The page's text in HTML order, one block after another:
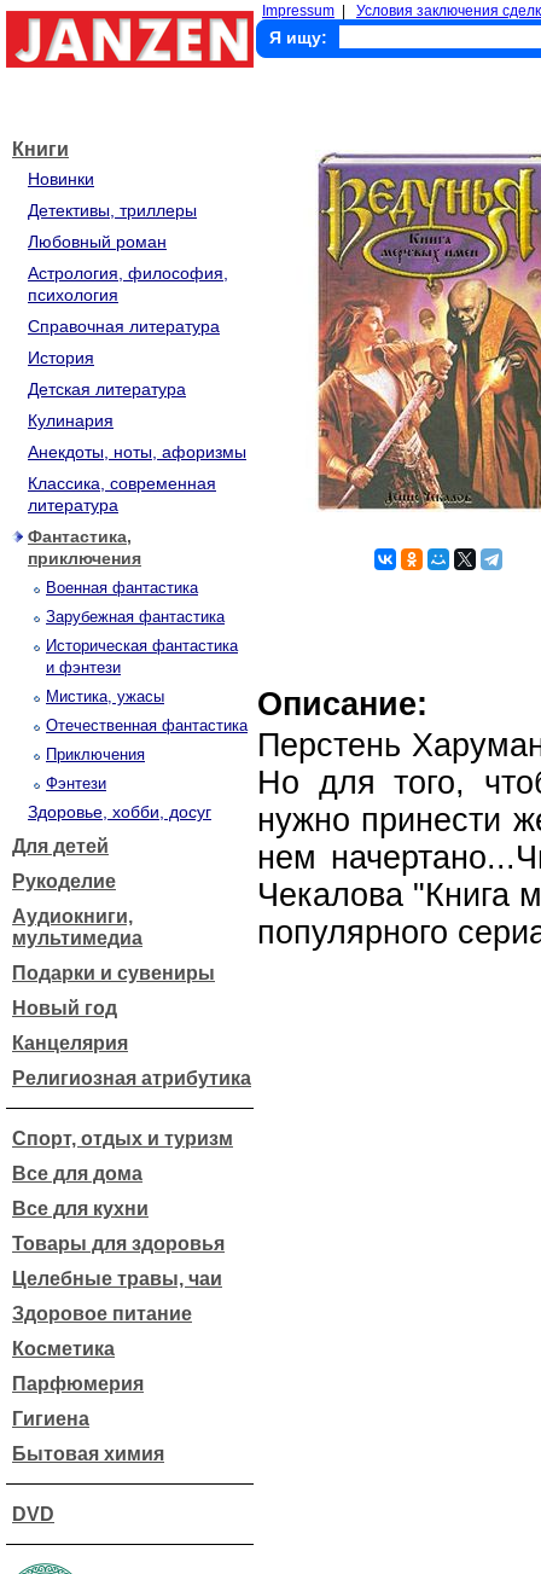
Impressum Условия заключения
Я ищу:
Книги
Новинки
Детективы, триллеры
Любовный роман
Астрология, философия,
психология
Справочная литература
История
Детская литература
Кулинария
Анекдоты, ноты, афоризмы
Классика, современная
литература
Фантастика,
приключения
Военная фантастика
Зарубежная фантастика
Историческая фантастика
и фэнтези
Мистика, ужасы
Отечественная фантастика
Приключения
Фэнтези
Здоровье, хобби, досуг
Для детей
Рукоделие
Аудиокниги,
мультимедиа
Подарки и сувениры
Новый год
Канцелярия
Религиозная атрибутика
Спорт, отдых и туризм
Все для дома
Все для кухни
Товары для здоровья
Целебные травы, чаи
Здоровое питание
Косметика
Парфюмерия
Гигиена
Бытовая химия
DVD
Описание:
Перстень
Но для того,
нужно принести
нем
Чекалова "Книга
популярного